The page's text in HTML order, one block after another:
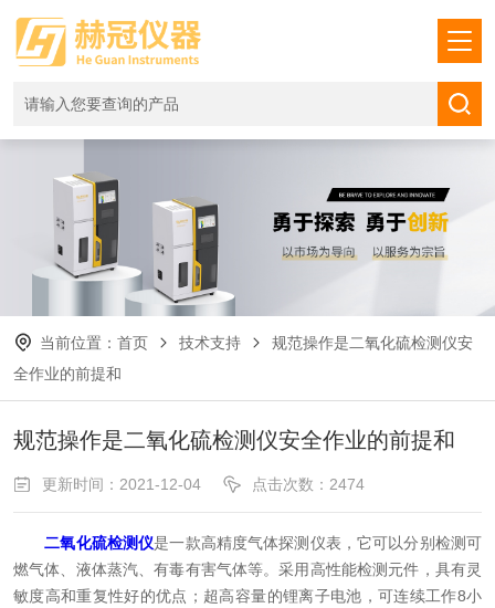
当前位置： 首页 技术支持
规范操作是二氧化硫检测仪安
全作业的前提和
规范操作是二氧化硫检测仪安全作业的前提和
更新时间：2021-12-04 点击次数：2474
二氧化硫检测仪是一款高精度气体探测仪表，它可以分别检测可
燃气体、液体蒸汽、有毒有害气体等。采用高性能检测元件，具有灵
敏度高和重复性好的优点；超高容量的锂离子电池，可连续工作8小